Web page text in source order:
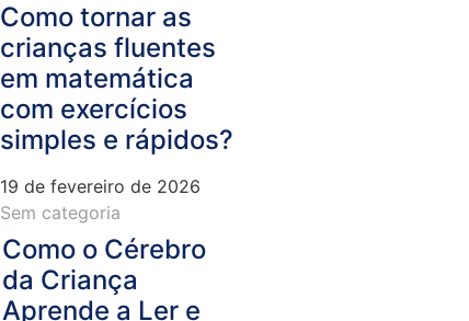
Como tornar as
crianças fluentes
em matemática
com exercícios
simples e rápidos?
19 de fevereiro de 2026
Sem categoria
Como o Cérebro
da Criança
Aprende a Ler e